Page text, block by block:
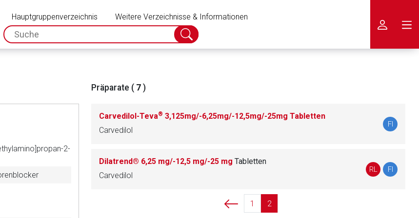
Hauptgruppenverzeichnis
Weitere Verzeichnisse & Informationen
spc.search.input.placeholder
Suche
abschicken
2-
Präparate ( 7 )
Carvedilol-Teva® 3,125mg/-6,25mg/-12,5mg/-25mg Tabletten
Carvedilol
FI
Dilatrend® 6,25 mg/-12,5 mg/-25 mg Tabletten
Carvedilol
RL FI
1 2